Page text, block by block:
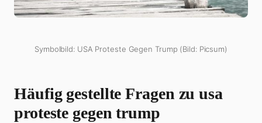
Symbolbild: USA Proteste Gegen Trump (Bild: Picsum)
Häufig gestellte Fragen zu usa
proteste gegen trump